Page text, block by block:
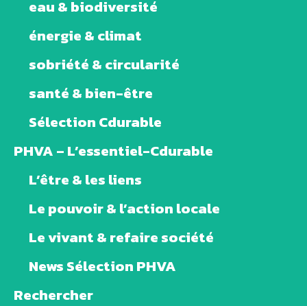
eau & biodiversité
énergie & climat
sobriété & circularité
santé & bien-être
Sélection Cdurable
PHVA – L’essentiel-Cdurable
L’être & les liens
Le pouvoir & l’action locale
Le vivant & refaire société
News Sélection PHVA
Rechercher